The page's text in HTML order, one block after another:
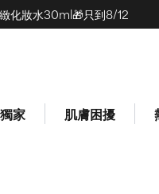
化妝水30ml🎁只到8/12
家 肌膚困擾